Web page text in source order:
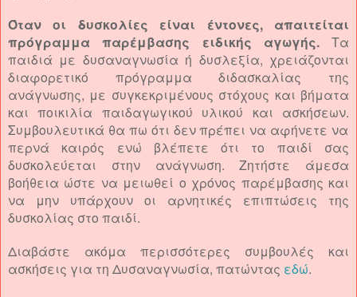
Όταν οι δυσκολίες είναι έντονες, απαιτείται
πρόγραμμα παρέμβασης ειδικής αγωγής. Τα
παιδιά με δυσαναγνωσία ή δυσλεξία, χρειάζονται
διαφορετικό πρόγραμμα διδασκαλίας της
ανάγνωσης, με συγκεκριμένους στόχους και βήματα
και ποικιλία παιδαγωγικού υλικού
και ασκήσεων.
Συμβουλευτικά θα πω ότι δεν πρέπει να αφήνετε να
περνά καιρός ενώ βλέπετε ότι το παιδί σας
δυσκολεύεται στην ανάγνωση. Ζητήστε άμεσα
βοήθεια ώστε να μειωθεί ο χρόνος παρέμβασης και
να μην υπάρχουν οι αρνητικές επιπτώσεις της
δυσκολίας στο παιδί.
Διαβάστε ακόμα περισσότερες συμβουλές και
ασκήσεις για τη Δυσαναγνωσία, πατώντας εδώ.